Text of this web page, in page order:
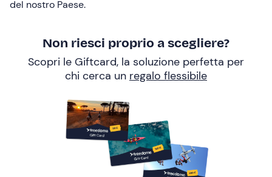
del nostro Paese.
Non riesci proprio a scegliere?
Scopri le Giftcard, la soluzione perfetta per
chi cerca un regalo flessibile